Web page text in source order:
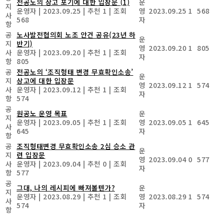
지
사
항
운영자 | 2023.09.25 | 추천 1 | 조회
568
영
자
2023.09.25 1 568
공
지
사
항
노사발전협의회 노조 안건 공유(23년 하
반기)
운영자 | 2023.09.20 | 추천 1 | 조회
805
운
영
자
2023.09.20 1 805
공
지
사
항
전공노의 ‘조직형태 변경 무효확인소송’
상고에 대한 입장문
운영자 | 2023.09.12 | 추천 1 | 조회
574
운
영
자
2023.09.12 1 574
공
지
사
항
원공노 운영 목표
운영자 | 2023.09.05 | 추천 1 | 조회
645
운
영
자
2023.09.05 1 645
공
지
사
항
조직형태변경 무효확인소송 2심 승소 관
련 입장문
운영자 | 2023.09.04 | 추천 0 | 조회
577
운
영
자
2023.09.04 0 577
공
지
사
항
그대, 나의 레시피에 빠져볼텐가?
운영자 | 2023.08.29 | 추천 1 | 조회
574
운
영
자
2023.08.29 1 574